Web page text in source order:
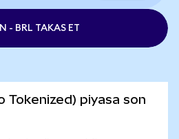
- BRL TAKAS ET
Tokenized) piyasa son